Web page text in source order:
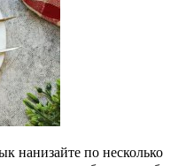
нанизайте по несколько